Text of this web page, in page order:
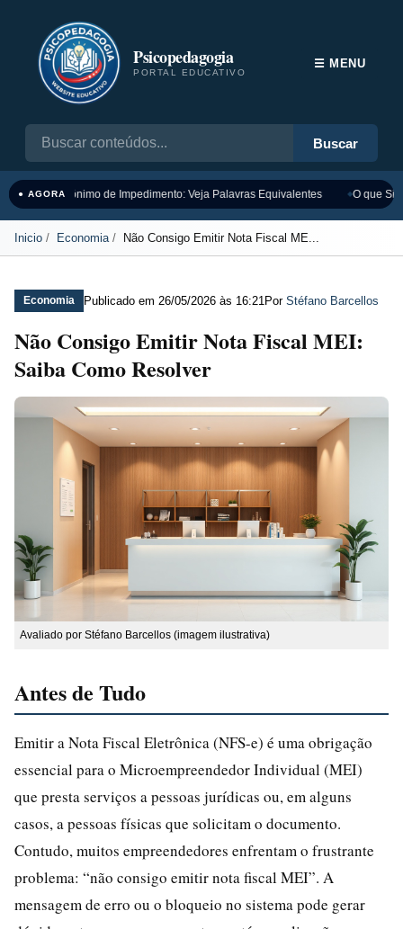
Psicopedagogia
PORTAL EDUCATIVO
Buscar
☰ MENU
● AGORASinônimo de Impedimento: Veja Palavras Equivalentes O que
Inicio Economia Não Consigo Emitir Nota Fiscal ME...
Economia Publicado em 26/05/2026 às 16:21 Por Stéfano Barcellos
Não Consigo Emitir Nota Fiscal MEI:
Saiba Como Resolver
Avaliado por Stéfano Barcellos (imagem ilustrativa)
Antes de Tudo
Emitir a Nota Fiscal Eletrônica (NFS-e) é uma obrigação
essencial para o Microempreendedor Individual (MEI)
que presta serviços a pessoas jurídicas ou, em alguns
casos, a pessoas físicas que solicitam o documento.
Contudo, muitos empreendedores enfrentam o frustrante
problema: “não consigo emitir nota fiscal MEI”. A
mensagem de erro ou o bloqueio no sistema pode gerar